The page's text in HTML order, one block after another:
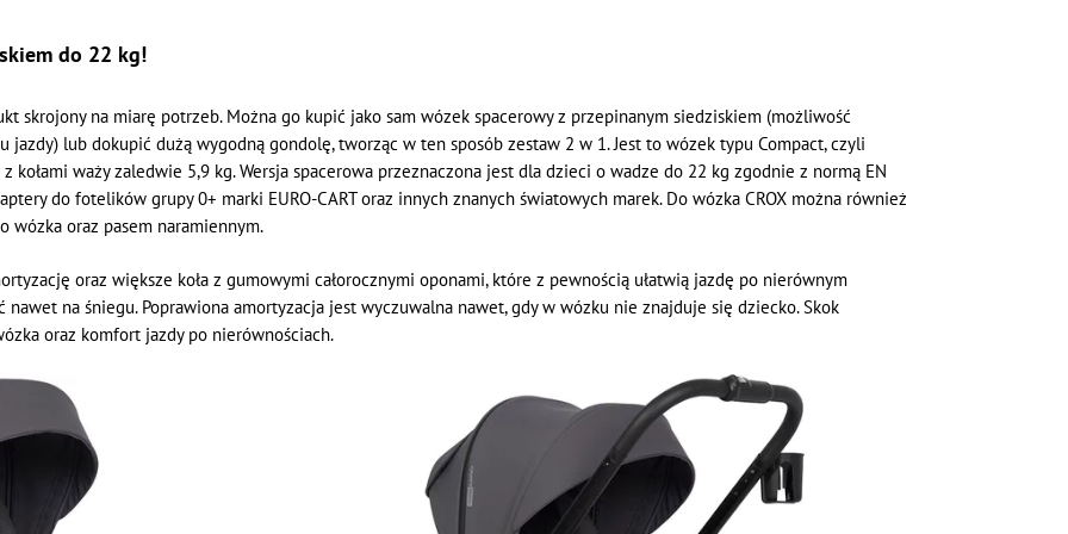
do 22 kg!
skrojony na miarę potrzeb. Można go kupić jako sam wózek spacerowy z przepinanym siedziskiem (możliwość
lub dokupić dużą wygodną gondolę, tworząc w ten sposób zestaw 2 w 1. Jest to wózek typu Compact, czyli
kołami waży zaledwie 5,9 kg. Wersja spacerowa przeznaczona jest dla dzieci o wadze do 22 kg zgodnie z normą EN
do fotelików grupy 0+ marki EURO-CART oraz innych znanych światowych marek. Do wózka CROX można również
wózka oraz pasem naramiennym.
oraz większe koła z gumowymi całorocznymi oponami, które z pewnością ułatwią jazdę po nierównym
na śniegu. Poprawiona amortyzacja jest wyczuwalna nawet, gdy w wózku nie znajduje się dziecko. Skok
oraz komfort jazdy po nierównościach.